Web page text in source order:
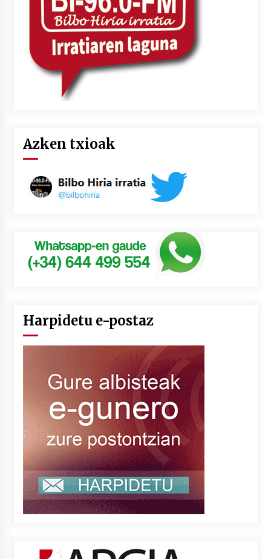
Azken txioak
Harpidetu e-postaz